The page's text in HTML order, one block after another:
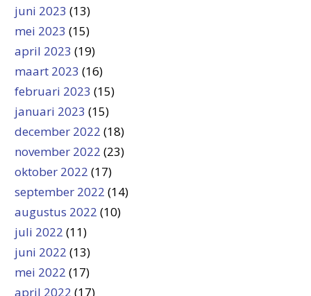
juni 2023 (13)
mei 2023 (15)
april 2023 (19)
maart 2023 (16)
februari 2023 (15)
januari 2023 (15)
december 2022 (18)
november 2022 (23)
oktober 2022 (17)
september 2022 (14)
augustus 2022 (10)
juli 2022 (11)
juni 2022 (13)
mei 2022 (17)
april 2022 (17)